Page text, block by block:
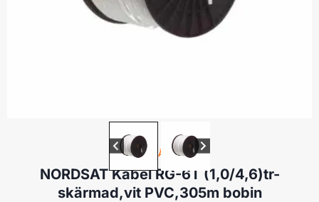
KOAX PÅ RULLE
NORDSAT Kabel RG-6T (1,0/4,6)tr-
skärmad,vit PVC,305m bobin